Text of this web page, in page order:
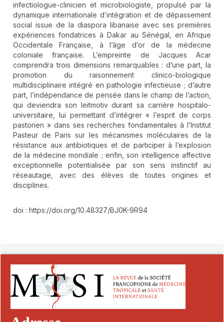
infectiologue-clinicien et microbiologiste, propulsé par la
dynamique internationale d’intégration et de dépassement
social issue de la diaspora libanaise avec ses premières
expériences fondatrices à Dakar au Sénégal, en Afrique
Occidentale Française, à l’âge d’or de la médecine
coloniale française. L’empreinte de Jacques Acar
comprendra trois dimensions remarquables : d’une part, la
promotion du raisonnement clinico-biologique
multidisciplinaire intégré en pathologie infectieuse ; d’autre
part, l’indépendance de pensée dans le champ de l’action,
qui deviendra son leitmotiv durant sa carrière hospitalo-
universitaire, lui permettant d’intégrer « l’esprit de corps
pastorien » dans ses recherches fondamentales à l’Institut
Pasteur de Paris sur les mécanismes moléculaires de la
résistance aux antibiotiques et de participer à l’explosion
de la médecine mondiale ; enfin, son intelligence affective
exceptionnelle potentialisée par son sens instinctif au
réseautage, avec des élèves de toutes origines et
disciplines.
doi : https://doi.org/10.48327/BJ0K-9R94